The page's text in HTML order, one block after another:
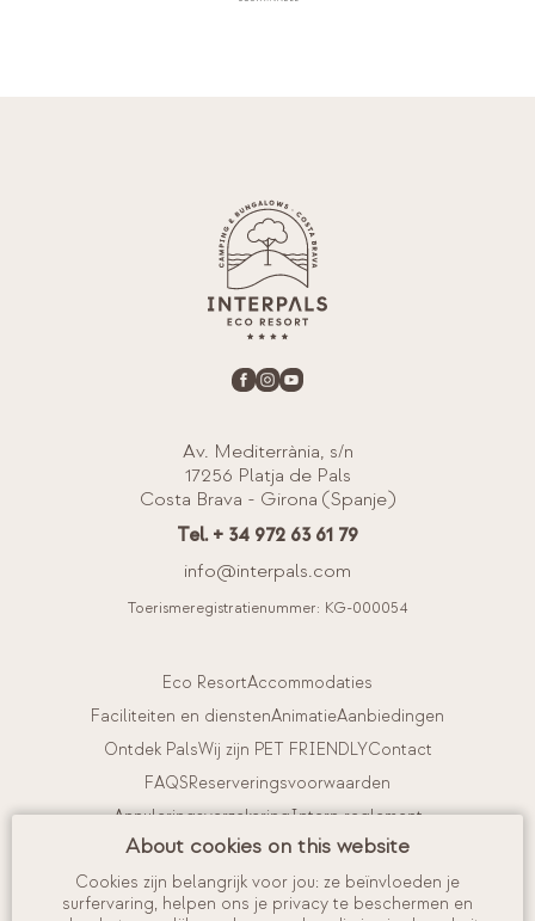
Av. Mediterrània, s/n
17256 Platja de Pals
Costa Brava - Girona (Spanje)
Tel. + 34 972 63 61 79
info@interpals.com
Toerismeregistratienummer: KG-000054
Eco ResortAccommodaties
Faciliteiten en dienstenAnimatieAanbiedingen
Ontdek PalsWij zijn PET FRIENDLYContact
FAQSReserveringsvoorwaarden
AnnuleringsverzekeringIntern reglement
Kom bij ons werken
About cookies on this website
Cookies zijn belangrijk voor jou: ze beïnvloeden je
surfervaring, helpen ons je privacy te beschermen en